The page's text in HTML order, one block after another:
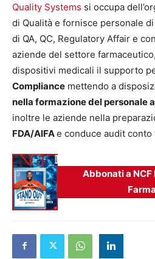
Quality Systems si occupa
di Qualità e fornisce personale
di QA, QC, Regulatory Affair e
aziende del settore
dispositivi medicali il supporto
Compliance mettendo a
nella formazione del personale
inoltre le aziende nella
FDA/AIFAe conduce audit conto
Abbonati a